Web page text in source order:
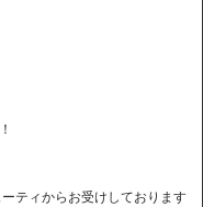
ティからお受けしております